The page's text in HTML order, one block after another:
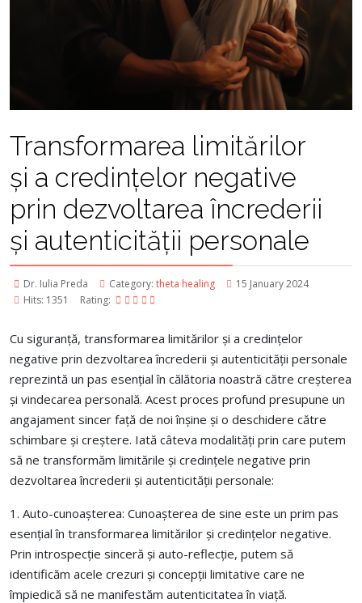
Transformarea limitărilor
și a credințelor negative
prin dezvoltarea încrederii
și autenticității personale
Dr. Iulia Preda Category: theta healing
15 January 2024
Hits: 1351
Rating:
Cu siguranță, transformarea limitărilor și a credințelor
negative prin dezvoltarea încrederii și autenticității personale
reprezintă un pas esențial în călătoria noastră către creșterea
și vindecarea personală. Acest proces profund presupune un
angajament sincer față de noi înșine și o deschidere către
schimbare și creștere. Iată câteva modalități prin care putem
să ne transformăm limitările și credințele negative prin
dezvoltarea încrederii și autenticității personale:
1. Auto-cunoașterea: Cunoașterea de sine este un prim pas
esențial în transformarea limitărilor și credințelor negative.
Prin introspecție sinceră și auto-reflecție, putem să
identificăm acele crezuri și concepții limitative care ne
împiedică să ne manifestăm autenticitatea în viață.